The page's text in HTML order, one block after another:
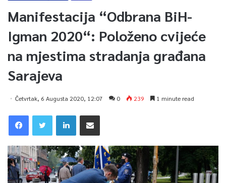
Manifestacija “Odbrana BiH-
Igman 2020“: Položeno cvijeće
na mjestima stradanja građana
Sarajeva
Četvrtak, 6 Augusta 2020, 12:07 0 239 1 minute read